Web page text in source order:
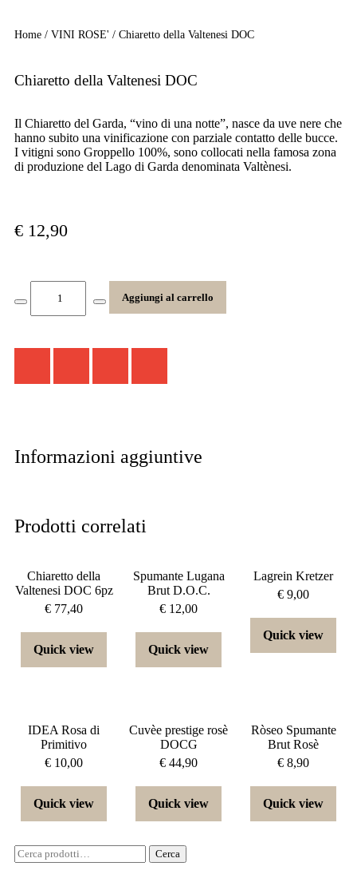
Home / VINI ROSE' / Chiaretto della Valtenesi DOC
Chiaretto della Valtenesi DOC
Il Chiaretto del Garda, “vino di una notte”, nasce da uve nere che
hanno subito una vinificazione con parziale contatto delle bucce.
I vitigni sono Groppello 100%, sono collocati nella famosa zona
di produzione del Lago di Garda denominata Valtènesi.
€ 12,90
Aggiungi al carrello
Informazioni aggiuntive
Prodotti correlati
Chiaretto della
Valtenesi DOC 6pz
€ 77,40
Quick view
Spumante Lugana
Brut D.O.C.
€ 12,00
Quick view
Lagrein Kretzer
€ 9,00
Quick view
IDEA Rosa di
Primitivo
€ 10,00
Quick view
Cuvèe prestige rosè
DOCG
€ 44,90
Quick view
Ròseo Spumante
Brut Rosè
€ 8,90
Quick view
Cerca